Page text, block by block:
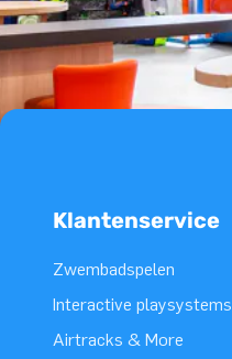
Klantenservice
Zwembadspelen
Interactive playsystems
Airtracks & More